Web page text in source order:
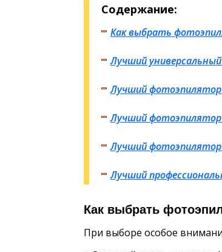
Содержание:
Как выбрать
Лучший
Лучший фотоэпилятор
Лучший
Лучший
Лучший
Как выбрать
При выборе особое